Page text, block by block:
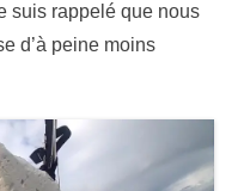
suis rappelé que nous
d’à peine moins